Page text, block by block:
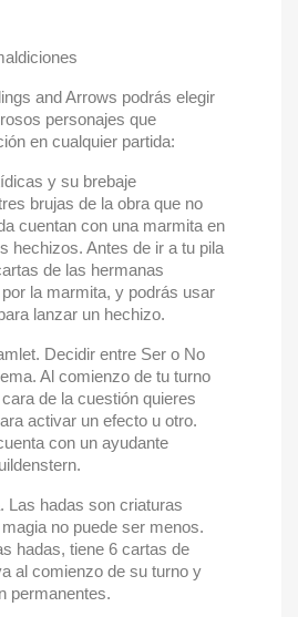
and Arrows podrás elegir
personajes que
en cualquier partida:
y su brebaje
brujas de la obra que no
cuentan con una marmita en
hechizos. Antes de ir a tu pila
de las hermanas
la marmita, y podrás usar
lanzar un hechizo.
Decidir entre Ser o No
Al comienzo de tu turno
de la cuestión quieres
activar un efecto u otro.
con un ayudante
Las hadas son criaturas
no puede ser menos.
hadas, tiene 6 cartas de
al comienzo de su turno y
permanentes.